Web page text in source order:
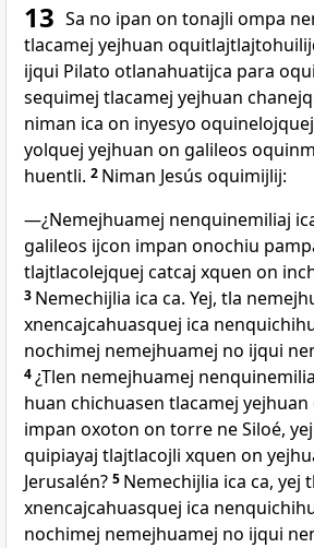
13 Sa no ipan on tonajli ompa
tlacamej yejhuan
ijqui Pilato otlanahuatijca para
sequimej tlacamej yejhuan
niman ica on inyesyo
yolquej yejhuan on galileos
huentli. 2 Niman Jesús oquimijlij:
―¿Nemejhuamej nenquinemiliaj
galileos ijcon impan onochiu
tlajtlacolejquej catcaj xquen on
3 Nemechijlia ica ca. Yej, tla
xnencajcahuasquej ica
nochimej nemejhuamej no ijqui
4¿Tlen nemejhuamej
huan chichuasen tlacamej
impan oxoton on torre ne Siloé,
quipiayaj tlajtlacojli xquen on
Jerusalén? 5 Nemechijlia ica ca, yej
xnencajcahuasquej ica
nochimej nemejhuamej no ijqui